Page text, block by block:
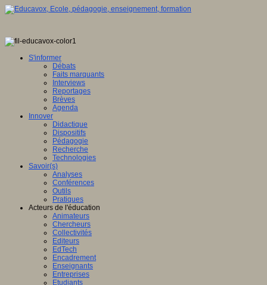
S'informer
Débats
Faits marquants
Interviews
Reportages
Brèves
Agenda
Innover
Didactique
Dispositifs
Pédagogie
Recherche
Technologies
Savoir(s)
Analyses
Conférences
Outils
Pratiques
Acteurs de l'éducation
Animateurs
Chercheurs
Collectivités
Editeurs
EdTech
Encadrement
Enseignants
Entreprises
Etudiants